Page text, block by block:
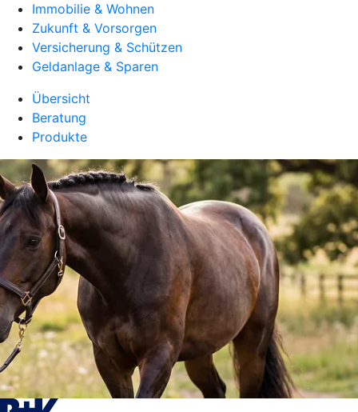
Immobilie & Wohnen
Zukunft & Vorsorgen
Versicherung & Schützen
Geldanlage & Sparen
Übersicht
Beratung
Produkte